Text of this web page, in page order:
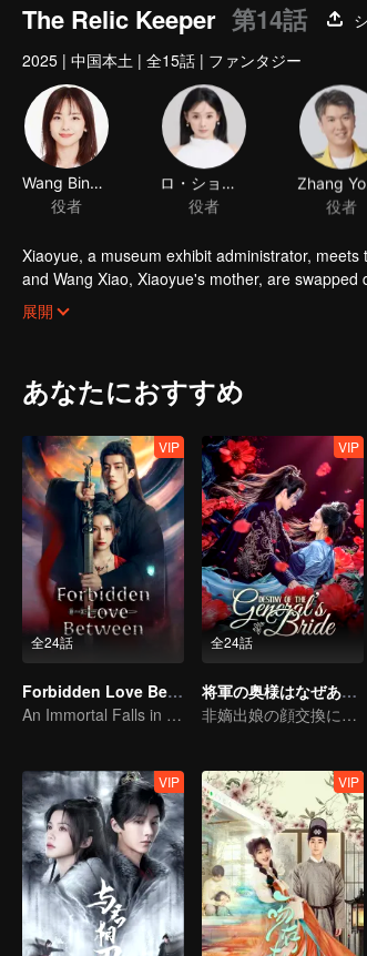
The Relic Keeper 第14話
2025 | 中国本土 | 全15話 | ファンタジー
Wang Bingbing
役者
ロ・ショウカ
役者
役者
Xiaoyue, a museum exhibit administrator,
and Wang Xiao, Xiaoyue's mother, are
in the modern world. Xiaoyue and Yaoyao
展開
あなたにおすすめ
全24話
VIP
Forbidden Love Between
An Immortal Falls in Love With a Witch
全24話
VIP
将軍の奥様はなぜあのように
非嫡出娘の顔交換による復讐
VIP VIP